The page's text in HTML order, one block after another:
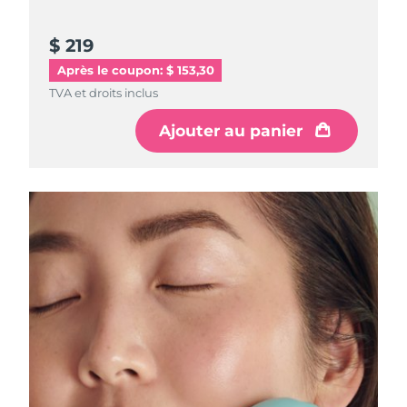
$ 219
Après le coupon: $ 153,30
TVA et droits inclus
Ajouter au panier
R.A.S. chinoise de
Macao
Malaisie
11/08/2026
Mexique Livraison estimée15/08/2026
Monaco Livraison estimée 12/08/2026
Livraison estimée 11/08/2026
Nouvelle-Zélande Livraison estimée11/08/2026
Norvège Livraison estimée11/08/2026
Oman Livraison estimée14/08/2026